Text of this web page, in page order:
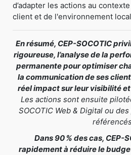
d’adapter les actions au
client et de l'environnement
En résumé, CEP-SOCOTIC
rigoureuse, l’analyse de la
permanente pour optimiser
la communication de ses
réel impact sur leur visibilité
Les actions sont ensuite
SOCOTIC Web & Digital ou
Dans 90 % des cas, CEP-
rapidement à réduire le